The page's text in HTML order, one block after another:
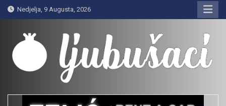
Skip
to
content
Nedjelja, 9 Augusta, 2026
Ljubušaci
Svom voljenom gradu